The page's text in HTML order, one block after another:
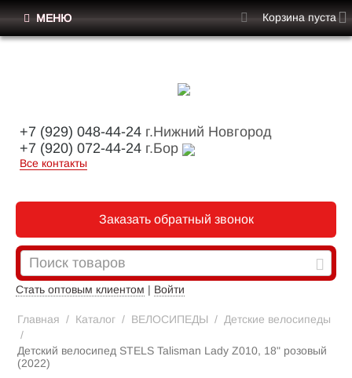
+7 (929) 048-44-24 г.Нижний Новгород
+7 (920) 072-44-24 г.Бор
Все контакты
Заказать обратный звонок
Стать оптовым клиентом | Войти
МЕНЮ Корзина пуста
Главная / Каталог / ВЕЛОСИПЕДЫ / Детские велосипеды
/
Детский велосипед STELS Talisman Lady Z010, 18" розовый
(2022)